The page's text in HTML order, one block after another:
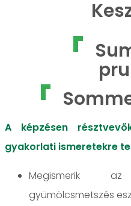
A képzésen
gyakorlati ismeretekre
Megismerik
gyümölcsmetszés